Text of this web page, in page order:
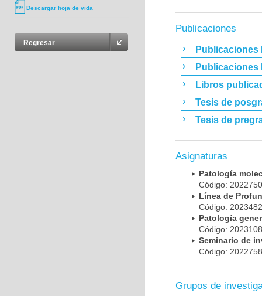
Descargar hoja de vida
Regresar
Publicaciones
Publicaciones
Publicaciones
Libros
Tesis de
Tesis de
Asignaturas
Patología
Código:
Línea de
Código:
Patología
Código:
Seminario de
Código:
Grupos de